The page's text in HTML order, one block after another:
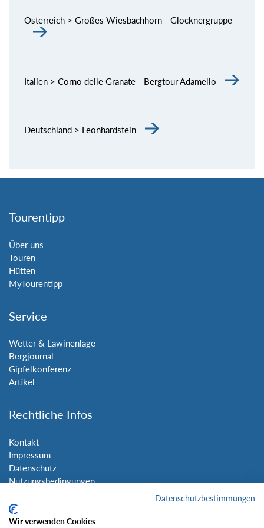
Österreich > Großes Wiesbachhorn - Glocknergruppe
Italien > Corno delle Granate - Bergtour Adamello
Deutschland > Leonhardstein
Tourentipp
Über uns
Touren
Hütten
MyTourentipp
Service
Wetter & Lawinenlage
Bergjournal
Gipfelkonferenz
Artikel
Rechtliche Infos
Kontakt
Impressum
Datenschutz
Nutzungsbedingungen
Datenschutzbestimmungen
Wir verwenden Cookies